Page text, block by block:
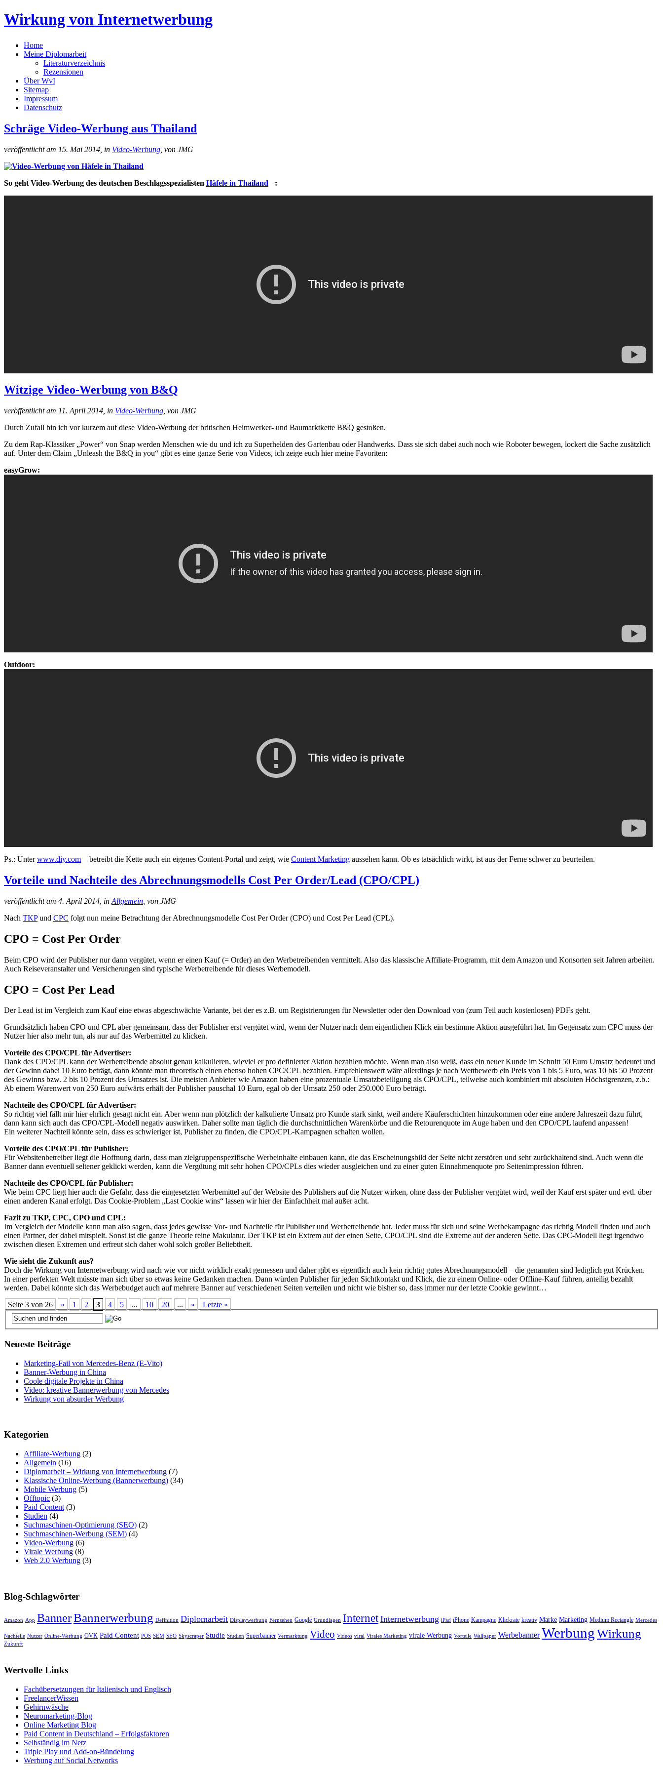
Wirkung von Internetwerbung
Home
Meine Diplomarbeit
Literaturverzeichnis
Rezensionen
Über WvI
Sitemap
Impressum
Datenschutz
Schräge Video-Werbung aus Thailand
veröffentlicht am 15. Mai 2014, in Video-Werbung , von JMG
So geht Video-Werbung des deutschen Beschlagsspezialisten Häfele in Thailand :
Witzige Video-Werbung von B&Q
veröffentlicht am 11. April 2014, in Video-Werbung , von JMG
Durch Zufall bin ich vor kurzem auf diese Video-Werbung der britischen Heimwerker- und Baumarktkette B&Q gestoßen.
Zu dem Rap-Klassiker „Power“ von Snap werden Menschen wie du und ich zu Superhelden des Gartenbau oder Handwerks. Dass sie sich dabei auch noch wie Roboter bewegen, lockert die Sache zusätzlich
auf. Unter dem Claim „Unleash the B&Q in you“ gibt es eine ganze Serie von Videos, ich zeige euch hier meine Favoriten:
easyGrow:
Outdoor:
Ps.: Unterwww.diy.com betreibt die Kette auch ein eigenes Content-Portal und zeigt, wie Content Marketing aussehen kann. Ob es tatsächlich wirkt, ist aus der Ferne schwer zu beurteilen.
Vorteile und Nachteile des Abrechnungsmodells Cost Per Order/Lead (CPO/CPL)
veröffentlicht am 4. April 2014, in Allgemein , von JMG
Nach TKPund CPC folgt nun meine Betrachtung der Abrechnungsmodelle Cost Per Order (CPO) und Cost Per Lead (CPL).
CPO = Cost Per Order
Beim CPO wird der Publisher nur dann vergütet, wenn er einen Kauf (= Order) an den Werbetreibenden vermittelt. Also das klassische Affiliate-Programm, mit dem Amazon und Konsorten seit Jahren arbeiten.
Auch Reiseveranstalter und Versicherungen sind typische Werbetreibende für dieses Werbemodell.
CPO = Cost Per Lead
Der Lead ist im Vergleich zum Kauf eine etwas abgeschwächte Variante, bei der es z.B. um Registrierungen für Newsletter oder den Download von (zum Teil auch kostenlosen) PDFs geht.
Grundsätzlich haben CPO und CPL aber gemeinsam, dass der Publisher erst vergütet wird, wenn der Nutzer nach dem eigentlichen Klick ein bestimme Aktion ausgeführt hat. Im Gegensatz zum CPC muss der
Nutzer hier also mehr tun, als nur auf das Werbemittel zu klicken.
Vorteile des CPO/CPL für Advertiser:
Dank des CPO/CPL kann der Werbetreibende absolut genau kalkulieren, wieviel er pro definierter Aktion bezahlen möchte. Wenn man also weiß, dass ein neuer Kunde im Schnitt 50 Euro Umsatz bedeutet und
der Gewinn dabei 10 Euro beträgt, dann könnte man theoretisch einen ebenso hohen CPC/CPL bezahlen. Empfehlenswert wäre allerdings je nach Wettbewerb ein Preis von 1 bis 5 Euro, was 10 bis 50 Prozent
des Gewinns bzw. 2 bis 10 Prozent des Umsatzes ist. Die meisten Anbieter wie Amazon haben eine prozentuale Umsatzbeteiligung als CPO/CPL, teilweise auch kombiniert mit absoluten Höchstgrenzen, z.b.:
Ab einem Warenwert von 250 Euro aufwärts erhält der Publisher pauschal 10 Euro, egal ob der Umsatz 250 oder 250.000 Euro beträgt.
Nachteile des CPO/CPL für Advertiser:
So richtig viel fällt mir hier ehrlich gesagt nicht ein. Aber wenn nun plötzlich der kalkulierte Umsatz pro Kunde stark sinkt, weil andere Käuferschichten hinzukommen oder eine andere Jahreszeit dazu führt,
dann kann sich auch das CPO/CPL-Modell negativ auswirken. Daher sollte man täglich die durchschnittlichen Warenkörbe und die Retourenquote im Auge haben und den CPO/CPL laufend anpassen!
Ein weiterer Nachteil könnte sein, dass es schwieriger ist, Publisher zu finden, die CPO/CPL-Kampagnen schalten wollen.
Vorteile des CPO/CPL für Publisher:
Für Websitenbetreiber liegt die Hoffnung darin, dass man zielgruppenspezifische Werbeinhalte einbauen kann, die das Erscheinungsbild der Seite nicht zerstören und sehr zurückhaltend sind. Auch wenn die
Banner dann eventuell seltener geklickt werden, kann die Vergütung mit sehr hohen CPO/CPLs dies wieder ausgleichen und zu einer guten Einnahmenquote pro Seitenimpression führen.
Nachteile des CPO/CPL für Publisher:
Wie beim CPC liegt hier auch die Gefahr, dass die eingesetzten Werbemittel auf der Website des Publishers auf die Nutzer wirken, ohne dass der Publisher vergütet wird, weil der Kauf erst später und evtl. über
einen anderen Kanal erfolgt. Das Cookie-Problem „Last Cookie wins“ lassen wir hier der Einfachheit mal außer acht.
Fazit zu TKP, CPC, CPO und CPL:
Im Vergleich der Modelle kann man also sagen, dass jedes gewisse Vor- und Nachteile für Publisher und Werbetreibende hat. Jeder muss für sich und seine Werbekampagne das richtig Modell finden und auch
einen Partner, der dabei mitspielt. Sonst ist die ganze Theorie reine Makulatur. Der TKP ist ein Extrem auf der einen Seite, CPO/CPL sind die Extreme auf der anderen Seite. Das CPC-Modell liegt irgendwo
zwischen diesen Extremen und erfreut sich daher wohl solch großer Beliebtheit.
Wie sieht die Zukunft aus?
Doch die Wirkung von Internetwerbung wird nach wie vor nicht wirklich exakt gemessen und daher gibt es eigentlich auch kein richtig gutes Abrechnungsmodell – die genannten sind lediglich gut Krücken.
In einer perfekten Welt müsste man sich über so etwas keine Gedanken machen. Dann würden Publisher für jeden Sichtkontakt und Klick, die zu einem Online- oder Offline-Kauf führen, anteilig bezahlt
werden. Dabei könnte sich das Werbebudget auch auf mehrere Banner auf verschiedenen Seiten verteilen und nicht wie bisher so, dass immer nur der letzte Cookie gewinnt…
Seite 3 von 26
« 1 2 3 4 5 ... 10 20 ... » Letzte »
Neueste Beiträge
Marketing-Fail von Mercedes-Benz (E-Vito)
Banner-Werbung in China
Coole digitale Projekte in China
Video: kreative Bannerwerbung von Mercedes
Wirkung von absurder Werbung
Kategorien
Affiliate-Werbung (2)
Allgemein (16)
Diplomarbeit – Wirkung von Internetwerbung (7)
Klassische Online-Werbung (Bannerwerbung) (34)
Mobile Werbung (5)
Offtopic (3)
Paid Content (3)
Studien (4)
Suchmaschinen-Optimierung (SEO) (2)
Suchmaschinen-Werbung (SEM) (4)
Video-Werbung (6)
Virale Werbung (8)
Web 2.0 Werbung (3)
Blog-Schlagwörter
Amazon App BannerBannerwerbung Definition Diplomarbeit Displaywerbung Fernsehen Google Grundlagen Internet Internetwerbung iPad iPhone Kampagne Klickrate kreativ Marke Marketing Medium Rectangle Mercedes
Nachteile Nutzer Online-Werbung OVK Paid Content POS SEM SEO Skyscraper Studie Studien Superbanner Vermarktung Video Videos viral Virales Marketing virale Werbung Vorteile Wallpaper Werbebanner WerbungWirkung
Zukunft
Wertvolle Links
Fachübersetzungen für Italienisch und Englisch
FreelancerWissen
Gehirnwäsche
Neuromarketing-Blog
Online Marketing Blog
Paid Content in Deutschland – Erfolgsfaktoren
Selbständig im Netz
Triple Play und Add-on-Bündelung
Werbung auf Social Networks